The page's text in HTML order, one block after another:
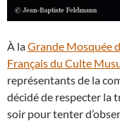
À laGrande Mosquée
Français du Culte
représentants de la
décidé de respecter la
soir pour tenter